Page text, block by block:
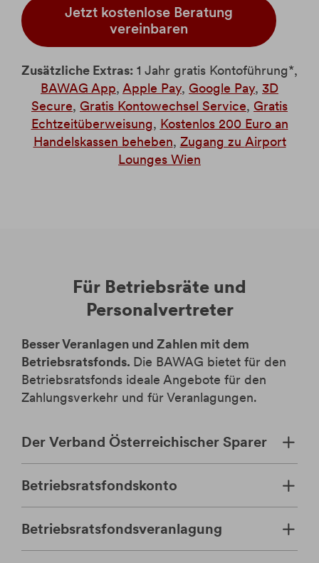
Jetzt kostenlose Beratung
vereinbaren
Zusätzliche Extras: 1 Jahr gratis Kontoführung*,
BAWAG App, Apple Pay, Google Pay, 3D
Secure, Gratis Kontowechsel Service, Gratis
Echtzeitüberweisung, Kostenlos 200 Euro an
Handelskassen beheben, Zugang zu Airport
Lounges Wien
Für Betriebsräte und
Personalvertreter
Besser Veranlagen und Zahlen mit dem
Betriebsratsfonds. Die BAWAG bietet für den
Betriebsratsfonds ideale Angebote für den
Zahlungsverkehr und für Veranlagungen.
Der Verband Österreichischer Sparer
Betriebsratsfondskonto
Betriebsratsfondsveranlagung